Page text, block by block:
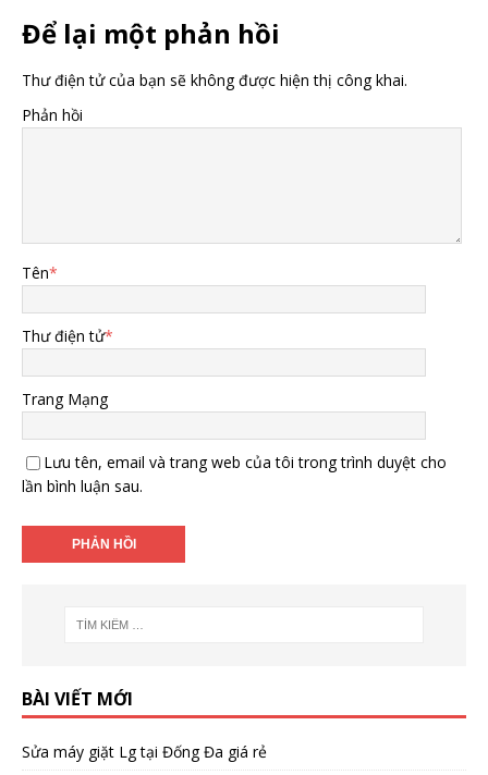
Để lại một phản hồi
Thư điện tử của bạn sẽ không được hiện thị công khai.
Phản hồi
Tên*
Thư điện tử*
Trang Mạng
Lưu tên, email và trang web của tôi trong trình duyệt cho
lần bình luận sau.
BÀI VIẾT MỚI
Sửa máy giặt Lg tại Đống Đa giá rẻ